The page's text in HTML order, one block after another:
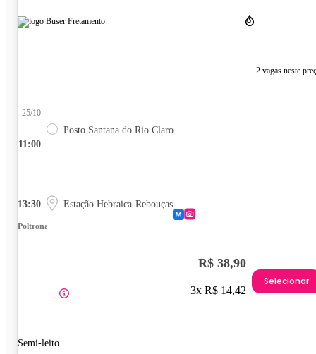
2 vagas neste
11:00
25/10
Posto Santana do Rio Claro
13:30 Estação Hebraica-Rebouças
Poltrona
Semi-leito
R$ 38,90
3x R$ 14,42
Selecionar